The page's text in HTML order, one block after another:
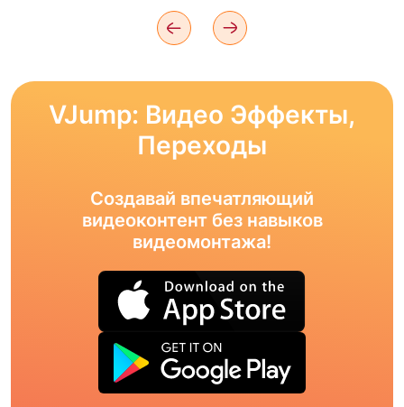
VJump: Видео Эффекты,
Переходы
Создавай впечатляющий
видеоконтент без навыков
видеомонтажа!